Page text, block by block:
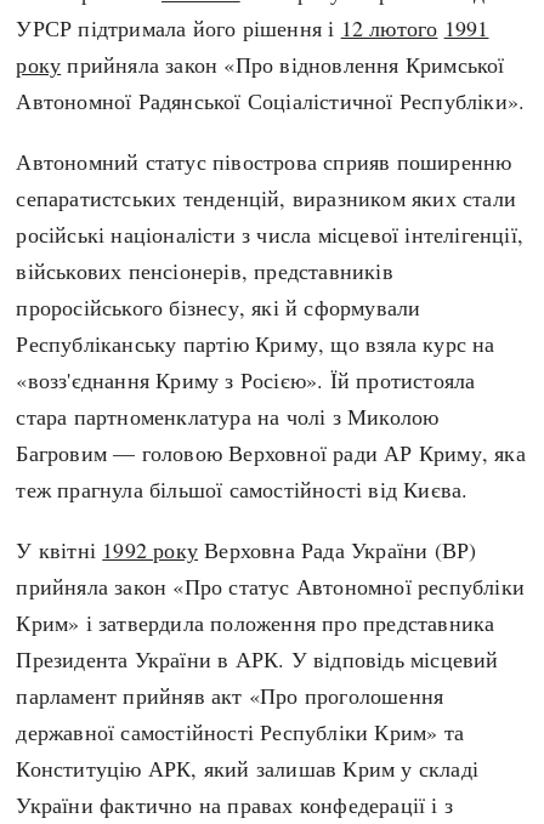
Америка
А(нта)рктика
Африка
Всі статті
Визначальні події
#Хештеги
done
УРСР підтримала його рішення і 12 лютого 1991
року прийняла закон «Про відновлення Кримської
Автономної Радянської Соціалістичної Республіки».
Автономний статус півострова сприяв поширенню
сепаратистських тенденцій, виразником яких стали
російські націоналісти з числа місцевої інтелігенції,
військових пенсіонерів, представників
проросійського бізнесу, які й сформували
Республіканську партію Криму, що взяла курс на
«возз'єднання Криму з Росією». Їй протистояла
стара партноменклатура на чолі з Миколою
Багровим — головою Верховної ради АР Криму, яка
теж прагнула більшої самостійності від Києва.
У квітні 1992 року Верховна Рада України (ВР)
прийняла закон «Про статус Автономної республіки
Крим» і затвердила положення про представника
Президента України в АРК. У відповідь місцевий
парламент прийняв акт «Про проголошення
державної самостійності Республіки Крим» та
Конституцію АРК, який залишав Крим у складі
України фактично на правах конфедерації і з